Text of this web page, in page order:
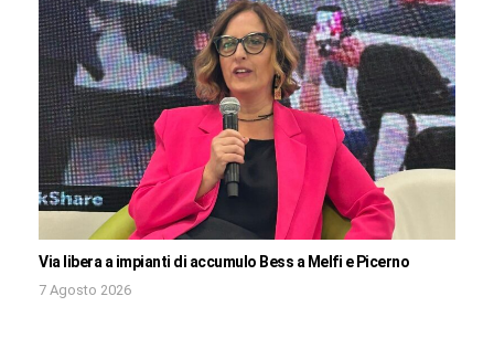
Via libera a impianti di accumulo Bess a Melfi e Picerno
7 Agosto 2026